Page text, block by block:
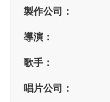
製作公司：
導演：
歌手：
唱片公司：